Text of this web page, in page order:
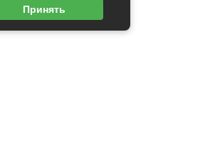
Принять